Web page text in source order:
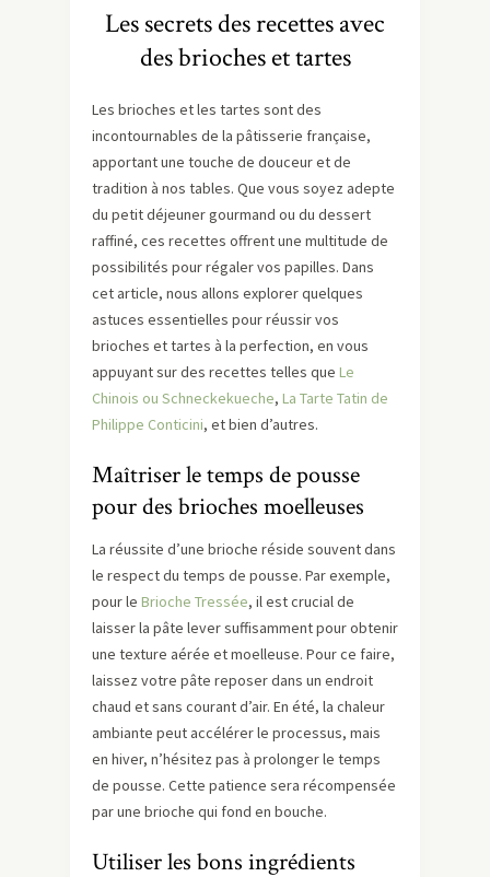
Les secrets des recettes avec
des brioches et tartes
Les brioches et les tartes sont des
incontournables de la pâtisserie française,
apportant une touche de douceur et de
tradition à nos tables. Que vous soyez adepte
du petit déjeuner gourmand ou du dessert
raffiné, ces recettes offrent une multitude de
possibilités pour régaler vos papilles. Dans
cet article, nous allons explorer quelques
astuces essentielles pour réussir vos
brioches et tartes à la perfection, en vous
appuyant sur des recettes telles que Le
Chinois ou Schneckekueche, La Tarte Tatin de
Philippe Conticini, et bien d’autres.
Maîtriser le temps de pousse
pour des brioches moelleuses
La réussite d’une brioche réside souvent dans
le respect du temps de pousse. Par exemple,
pour le Brioche Tressée, il est crucial de
laisser la pâte lever suffisamment pour obtenir
une texture aérée et moelleuse. Pour ce faire,
laissez votre pâte reposer dans un endroit
chaud et sans courant d’air. En été, la chaleur
ambiante peut accélérer le processus, mais
en hiver, n’hésitez pas à prolonger le temps
de pousse. Cette patience sera récompensée
par une brioche qui fond en bouche.
Utiliser les bons ingrédients